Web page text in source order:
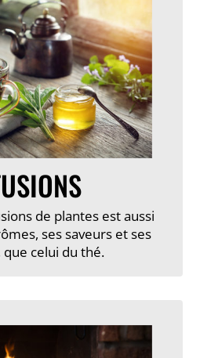
de plantes est aussi
ses saveurs et ses
que celui du thé.